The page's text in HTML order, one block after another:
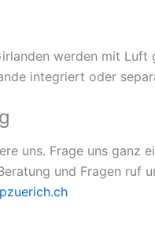
werden mit
integriert oder
uns. Frage uns ganz
und Fragen ruf